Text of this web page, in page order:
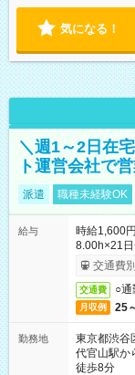
気になる！
＼週1～2日在
ト運営会社で
派遣 職種未経験OK
給与
時給1,600
8.00h×21
交通費
交通費 ○通
月収例 25
勤務地
東京都渋谷
代官山駅か
徒歩8分